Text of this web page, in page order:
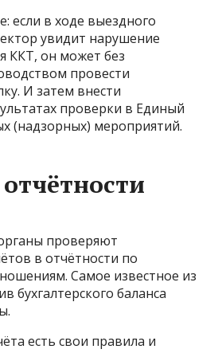
если в ходе выездного
увидит нарушение
ККТ, он может без
провести
И затем внести
проверки в Единый
(надзорных) мероприятий.
проверяют
в отчётности по
Самое известное из
бухгалтерского баланса
есть свои правила и